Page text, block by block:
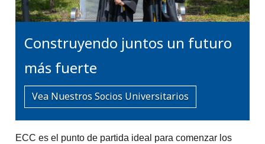
Construyendo juntos un futuro
más fuerte
Vea Nuestros Socios Universitarios
ECC es el punto de partida ideal para comenzar los